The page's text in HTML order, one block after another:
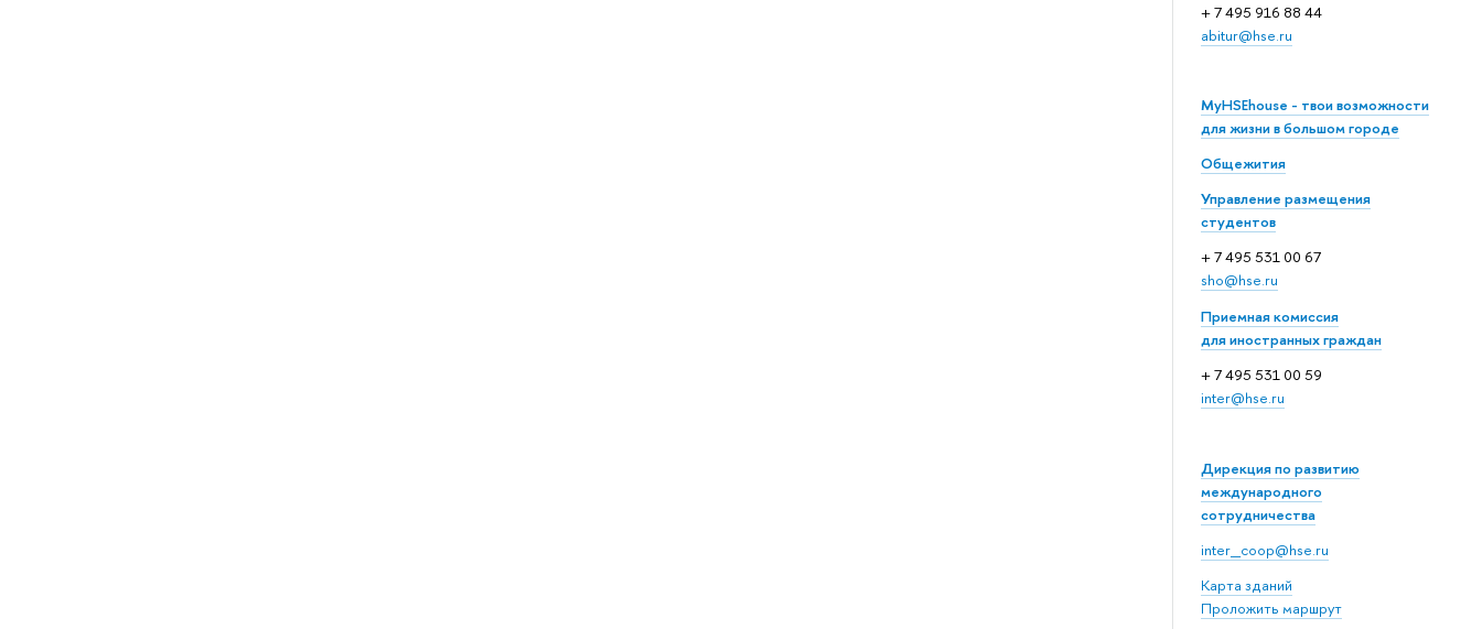
+ 7 495 916 88 44
abitur@hse.ru
MyHSEhouse - твои возможности
для жизни в большом городе
Общежития
Управление размещения
студентов
+ 7 495 531 00 67
sho@hse.ru
Приемная комиссия
для иностранных граждан
+ 7 495 531 00 59
inter@hse.ru
Дирекция по развитию
международного
сотрудничества
inter_coop@hse.ru
Карта зданий
Проложить маршрут